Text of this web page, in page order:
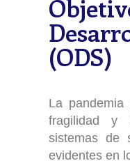
(ODS)
La
fragilidad y
sistemas de
evidentes en